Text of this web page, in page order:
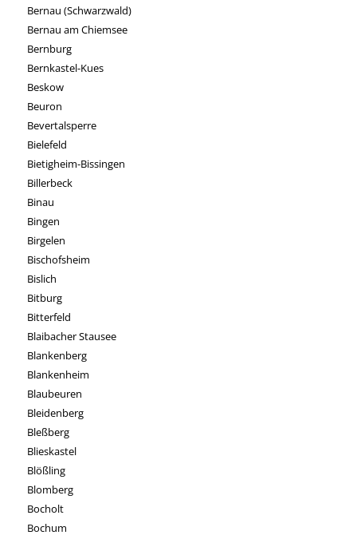
Bernau (Schwarzwald)
Bernau am Chiemsee
Bernburg
Bernkastel-Kues
Beskow
Beuron
Bevertalsperre
Bielefeld
Bietigheim-Bissingen
Billerbeck
Binau
Bingen
Birgelen
Bischofsheim
Bislich
Bitburg
Bitterfeld
Blaibacher Stausee
Blankenberg
Blankenheim
Blaubeuren
Bleidenberg
Bleßberg
Blieskastel
Blößling
Blomberg
Bocholt
Bochum